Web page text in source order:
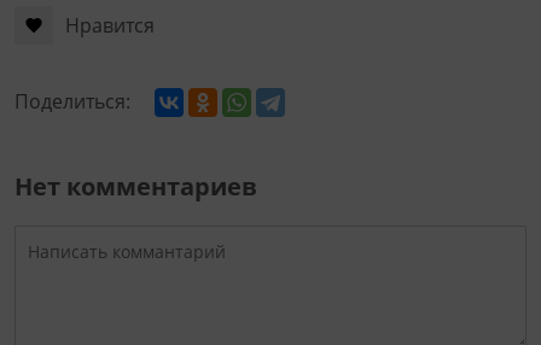
Нравится
Поделиться:
Нет комментариев